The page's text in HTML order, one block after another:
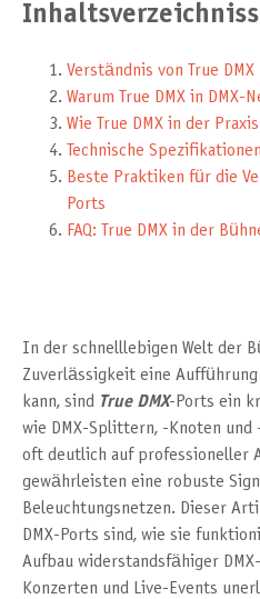
Verständnis von True DMX
Warum True DMX in
Wie True DMX in der
Technische
Beste Praktiken für die
Ports
FAQ: True DMX in der
In der schnelllebigen Welt der
Zuverlässigkeit eine
kann, sind True DMX-Ports ein
wie DMX-Splittern, -Knoten und
oft deutlich auf professioneller
gewährleisten eine robuste
Beleuchtungsnetzen. Dieser
DMX-Ports sind, wie sie
Aufbau widerstandsfähiger
Konzerten und Live-Events